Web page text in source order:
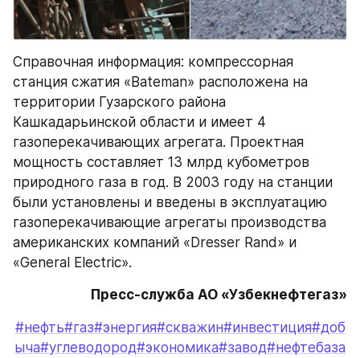
Справочная информация: компрессорная
станция сжатия «Bateman» расположена на
территории Гузарского района
Кашкадарьинской области и имеет 4
газоперекачивающих агрегата. Проектная
мощность составляет 13 млрд кубометров
природного газа в год. В 2003 году на станции
были установлены и введены в эксплуатацию
газоперекачивающие агрегаты производства
американских компаний «Dresser Rand» и
«General Electric».
Пресс-служба АО «Узбекнефтегаз»
#нефть#газ#энергия#скважин#инвестиция#доб
ыча#углеводород#экономика#завод#нефтебаза